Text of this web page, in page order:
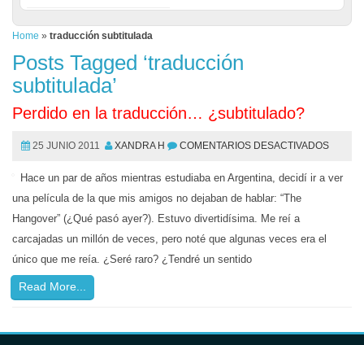
Home » traducción subtitulada
Posts Tagged ‘traducción
subtitulada’
Perdido en la traducción… ¿subtitulado?
25 JUNIO 2011 XANDRA H COMENTARIOS DESACTIVADOS
Hace un par de años mientras estudiaba en Argentina, decidí ir a ver
una película de la que mis amigos no dejaban de hablar: “The
Hangover” (¿Qué pasó ayer?). Estuvo divertidísima. Me reí a
carcajadas un millón de veces, pero noté que algunas veces era el
único que me reía. ¿Seré raro? ¿Tendré un sentido
Read More...